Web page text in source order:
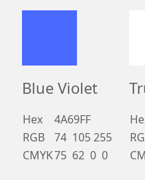
Blue Violet
Hex
4A69FF
RGB
74  105 255
CMYK75  62  0  0